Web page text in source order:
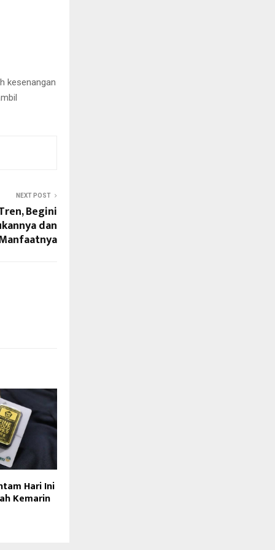
kesenangan
NEXT POST
Begini
dan
Hari Ini
Kemarin